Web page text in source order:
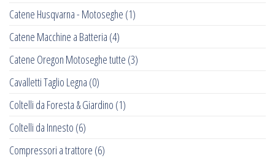
Catene Husqvarna - Motoseghe (1)
Catene Macchine a Batteria (4)
Catene Oregon Motoseghe tutte (3)
Cavalletti Taglio Legna (0)
Coltelli da Foresta & Giardino (1)
Coltelli da Innesto (6)
Compressori a trattore (6)